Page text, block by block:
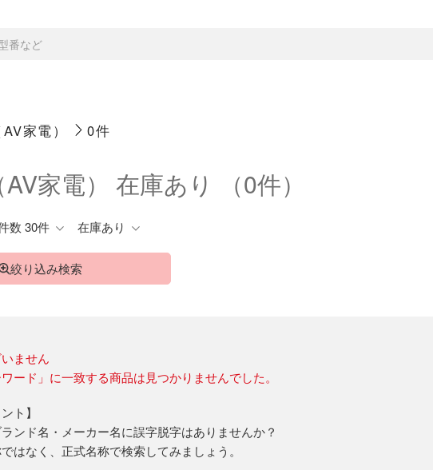
家電） 0件
家電） 在庫あり （0件）
数 30件 在庫あり
絞り込み検索
ません
ワード」に一致する商品は見つかりませんでした。
ト】
ンド名・メーカー名に誤字脱字はありませんか？
はなく、正式名称で検索してみましょう。